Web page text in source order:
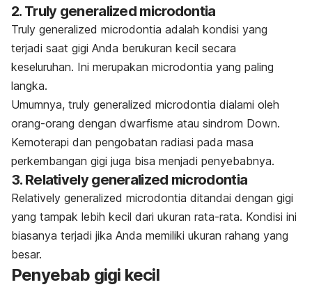
2. Truly generalized microdontia
Truly generalized microdontia adalah kondisi yang
terjadi saat gigi Anda berukuran kecil secara
keseluruhan. Ini merupakan microdontia yang paling
langka.
Umumnya, truly generalized microdontia dialami oleh
orang-orang dengan dwarfisme atau sindrom Down.
Kemoterapi dan pengobatan radiasi pada masa
perkembangan gigi juga bisa menjadi penyebabnya.
3. Relatively generalized microdontia
Relatively generalized microdontia ditandai dengan gigi
yang tampak lebih kecil dari ukuran rata-rata. Kondisi ini
biasanya terjadi jika Anda memiliki ukuran rahang yang
besar.
Penyebab gigi kecil